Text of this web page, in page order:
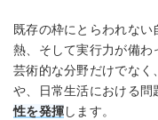
既存の枠にとらわれな
熱、そして実行力が備わ
芸術的な分野だけでなく
や、日常生活における
性を発揮します。